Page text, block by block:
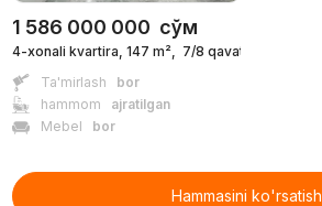
1 586 000 000 сўм
4-xonali kvartira, 147 m², 7/8 qavat
Ta'mirlash
bor
hammom
ajratilgan
Mebel
bor
Hammasini ko'rsatish